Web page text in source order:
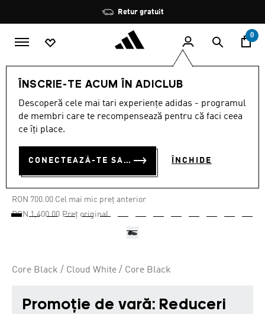
Oprește
rotația
Retur gratuit
0
ÎNSCRIE-TE ACUM ÎN ADICLUB
Descoperă cele mai tari experiențe adidas - programul
de membri care te recompensează pentru că faci ceea
ce îți place.
CONECTEAZĂ-TE SAU ÎNSCRIE-TE ACUM ÎNCHIDE
Femei
Oferta pe timp limitat
PANTOFI SPORT ADIDAS BY
STELLA MCCARTNEY
RON 700.00 Cel mai mic preț anterior
Preț original
Preț redus de la
RON 1,400.00la
Core Black / Cloud White / Core Black
Promoție de vară: Reduceri